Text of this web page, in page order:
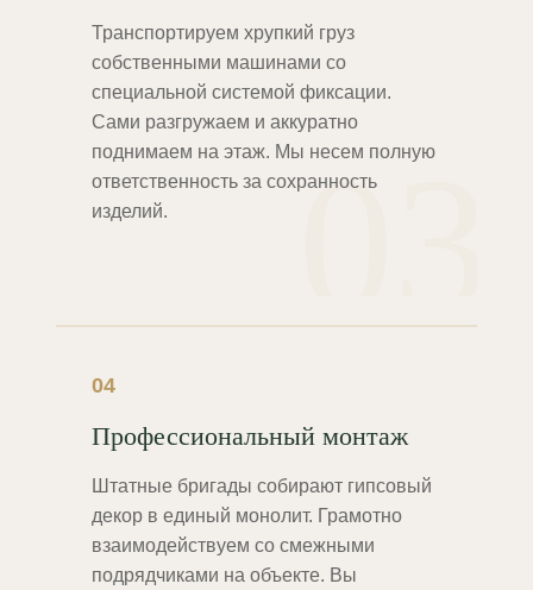
03
Транспортируем хрупкий груз
собственными машинами со
специальной системой фиксации.
Сами разгружаем и аккуратно
поднимаем на этаж. Мы несем полную
ответственность за сохранность
изделий.
04
Профессиональный монтаж
Штатные бригады собирают гипсовый
декор в единый монолит. Грамотно
взаимодействуем со смежными
подрядчиками на объекте. Вы